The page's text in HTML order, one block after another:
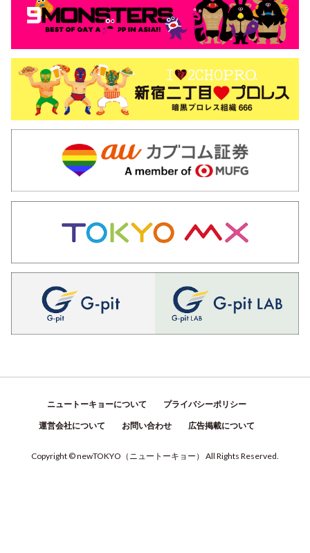
ニュートーキョーについて プライバシーポリシー
運営会社について お問い合わせ 広告掲載について
Copyright © newTOKYO （ ニュートーキョー ） All Rights Reserved.